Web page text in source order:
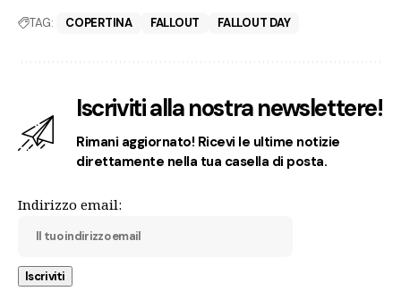
TAG: COPERTINA FALLOUT FALLOUT DAY
Iscriviti alla nostra newslettere!
Rimani aggiornato! Ricevi le ultime notizie
direttamente nella tua casella di posta.
Indirizzo email: